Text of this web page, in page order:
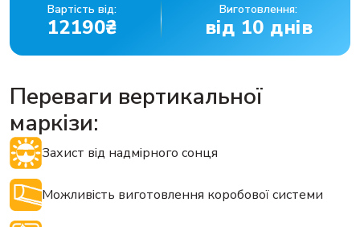
Вартість від:
12190₴
Виготовлення:
від 10 днів
Переваги вертикальної
маркізи:
Захист від надмірного сонця
Можливість виготовлення коробової системи